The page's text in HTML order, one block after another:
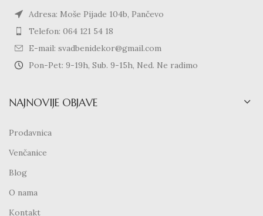
Adresa: Moše Pijade 104b, Pančevo
Telefon: 064 121 54 18
E-mail: svadbenidekor@gmail.com
Pon-Pet: 9-19h, Sub. 9-15h, Ned. Ne radimo
NAJNOVIJE OBJAVE
Prodavnica
Venčanice
Blog
O nama
Kontakt